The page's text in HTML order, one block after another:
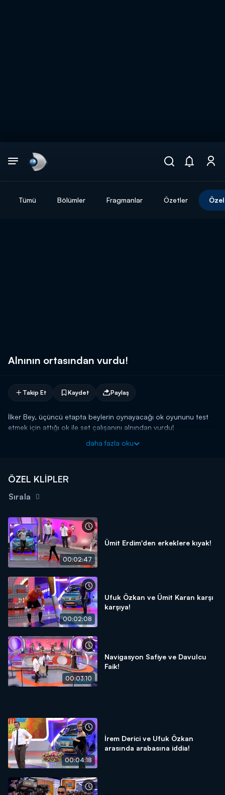
Tümü Bölümler Fragmanlar Özetler
Alnının ortasından vurdu!
Takip Et Kaydet Paylaş
İlker Bey, üçüncü etapta beylerin oynayacağı ok oyununu test
etmek için attığı ok ile set çalışanını alnından vurdu!
daha fazla oku
ÖZEL KLİPLER
Sırala
00:02:47
Ümit Erdim'den erkeklere kıyak!
00:02:08
Ufuk Özkan ve Ümit Karan karşı
karşıya!
00:03:10
Navigasyon Safiye ve Davulcu
Faik!
00:04:18
İrem Derici ve Ufuk Özkan
arasında arabasına iddia!